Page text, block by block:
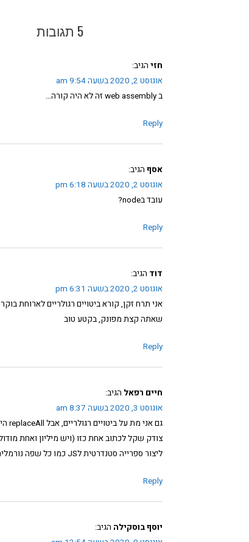
5 תגובות
חזי הגיב:
אוגוסט 2, 2020 בשעה 9:54 am
ב web assembly זה לא היה קורה…
Reply
אסף הגיב:
אוגוסט 2, 2020 בשעה 6:18 pm
עובד בnode?
Reply
דוד הגיב:
אוגוסט 2, 2020 בשעה 6:31 pm
אני תרח זקן, קורא ביטויים רגולריים לארוחת בוקר
שאתה קצת מפונק, בקטע טוב
Reply
חיים רפאל הגיב:
אוגוסט 3, 2020 בשעה 8:37 am
ליצור ספרייה סטנדרטית לJS כמו כל שפה נורמלית במקום מודול לכל דבר בNPM (ע"ע string padding, number formats…)
Reply
יוסף בוסקילה הגיב: